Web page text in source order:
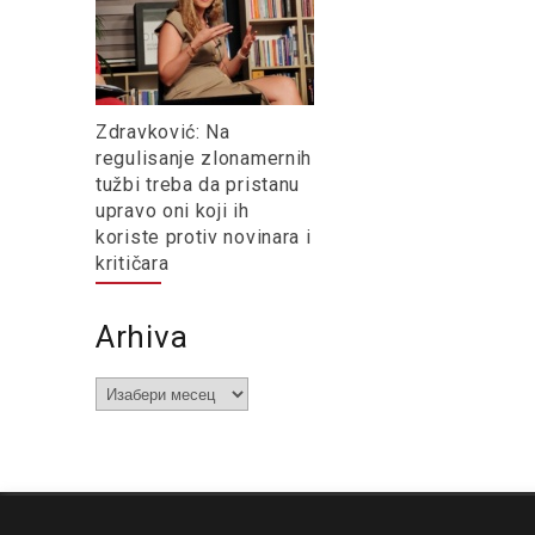
Zdravković: Na
regulisanje zlonamernih
tužbi treba da pristanu
upravo oni koji ih
koriste protiv novinara i
kritičara
Arhiva
Arhiva